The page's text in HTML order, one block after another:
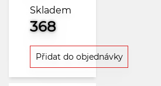
Skladem
368
Přidat do objednávky